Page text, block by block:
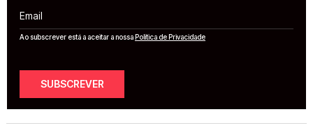
Email
Ao subscrever está a aceitar a nossaPolítica de Privacidade
SUBSCREVER